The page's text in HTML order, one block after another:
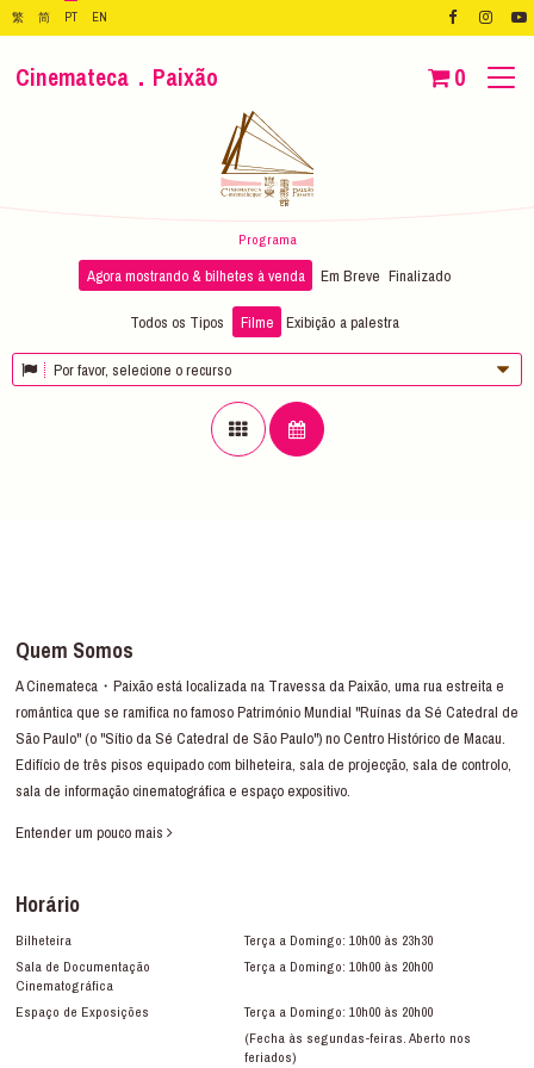
繁 简 PT EN
Cinemateca．Paixão 0
Programa
Agora mostrando & bilhetes à venda Em Breve Finalizado
Todos os Tipos Filme Exibição a palestra
Por favor, selecione o recurso
Quem Somos
A Cinemateca・Paixão está localizada na Travessa da Paixão, uma rua estreita e
romântica que se ramifica no famoso Património Mundial "Ruínas da Sé Catedral de
São Paulo" (o "Sítio da Sé Catedral de São Paulo") no Centro Histórico de Macau.
Edifício de três pisos equipado com bilheteira, sala de projecção, sala de controlo,
sala de informação cinematográfica e espaço expositivo.
Entender um pouco mais
Horário
Bilheteira
Terça a Domingo: 10h00 às 23h30
Sala de Documentação
Cinematográfica
Terça a Domingo: 10h00 às 20h00
Espaço de Exposições
Terça a Domingo: 10h00 às 20h00
(Fecha às segundas-feiras. Aberto nos
feriados)